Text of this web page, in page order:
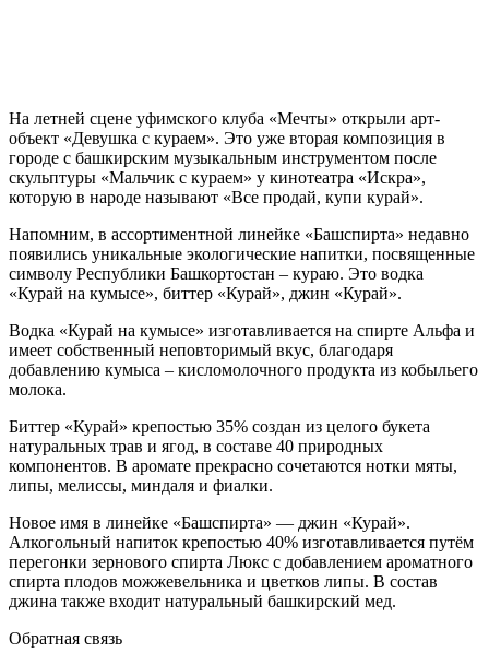
На летней сцене уфимского клуба «Мечты» открыли арт-
объект «Девушка с кураем». Это уже вторая композиция в
городе с башкирским музыкальным инструментом после
скульптуры «Мальчик с кураем» у кинотеатра «Искра»,
которую в народе называют «Все продай, купи курай».
Напомним, в ассортиментной линейке «Башспирта» недавно
появились уникальные экологические напитки, посвященные
символу Республики Башкортостан – кураю. Это водка
«Курай на кумысе», биттер «Курай», джин «Курай».
Водка «Курай на кумысе» изготавливается на спирте Альфа и
имеет собственный неповторимый вкус, благодаря
добавлению кумыса – кисломолочного продукта из кобыльего
молока.
Биттер «Курай» крепостью 35% создан из целого букета
натуральных трав и ягод, в составе 40 природных
компонентов. В аромате прекрасно сочетаются нотки мяты,
липы, мелиссы, миндаля и фиалки.
Новое имя в линейке «Башспирта» — джин «Курай».
Алкогольный напиток крепостью 40% изготавливается путём
перегонки зернового спирта Люкс с добавлением ароматного
спирта плодов можжевельника и цветков липы. В состав
джина также входит натуральный башкирский мед.
Обратная связь